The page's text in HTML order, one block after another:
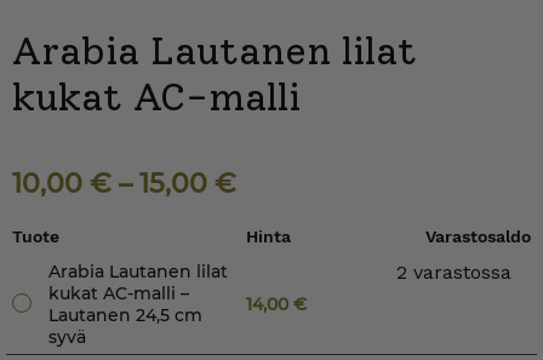
Arabia Lautanen lilat
kukat AC-malli
10,00 € –15,00 €
Tuote Hinta Varastosaldo
Arabia Lautanen lilat
kukat AC-malli –
Lautanen 24,5 cm
syvä
14,00€
2 varastossa